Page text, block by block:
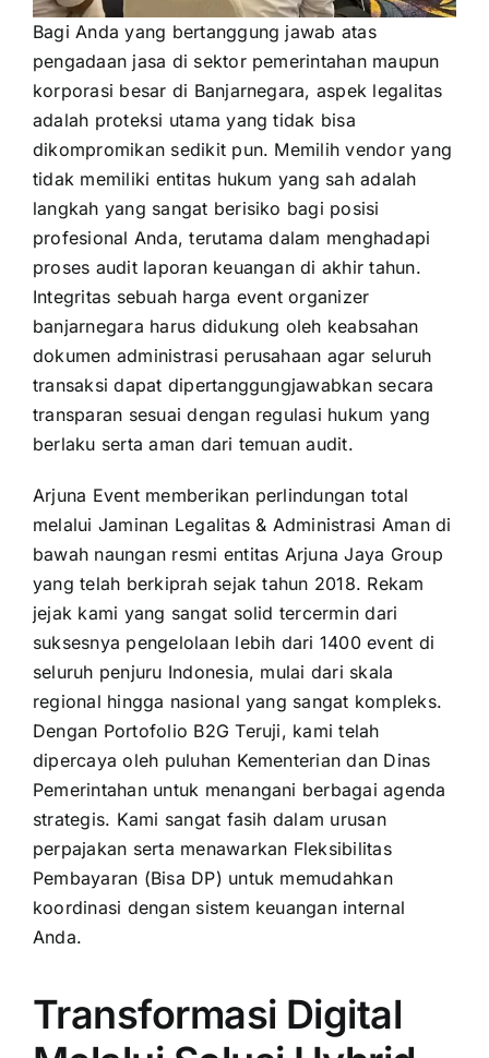
Bagi Anda yang bertanggung jawab atas
pengadaan jasa di sektor pemerintahan maupun
korporasi besar di Banjarnegara, aspek legalitas
adalah proteksi utama yang tidak bisa
dikompromikan sedikit pun. Memilih vendor yang
tidak memiliki entitas hukum yang sah adalah
langkah yang sangat berisiko bagi posisi
profesional Anda, terutama dalam menghadapi
proses audit laporan keuangan di akhir tahun.
Integritas sebuah harga event organizer
banjarnegara harus didukung oleh keabsahan
dokumen administrasi perusahaan agar seluruh
transaksi dapat dipertanggungjawabkan secara
transparan sesuai dengan regulasi hukum yang
berlaku serta aman dari temuan audit.
Arjuna Event memberikan perlindungan total
melalui Jaminan Legalitas & Administrasi Aman di
bawah naungan resmi entitas Arjuna Jaya Group
yang telah berkiprah sejak tahun 2018. Rekam
jejak kami yang sangat solid tercermin dari
suksesnya pengelolaan lebih dari 1400 event di
seluruh penjuru Indonesia, mulai dari skala
regional hingga nasional yang sangat kompleks.
Dengan Portofolio B2G Teruji, kami telah
dipercaya oleh puluhan Kementerian dan Dinas
Pemerintahan untuk menangani berbagai agenda
strategis. Kami sangat fasih dalam urusan
perpajakan serta menawarkan Fleksibilitas
Pembayaran (Bisa DP) untuk memudahkan
koordinasi dengan sistem keuangan internal
Anda.
Transformasi Digital